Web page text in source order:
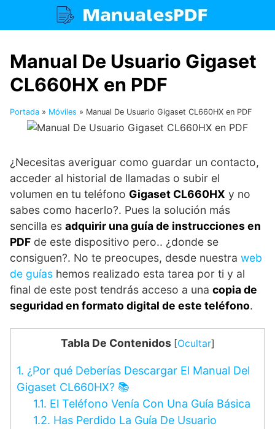
Manual De Usuario Gigaset
CL660HX en PDF
Portada » Móviles » Manual De Usuario Gigaset CL660HX en PDF
¿Necesitas averiguar como guardar un contacto,
acceder al historial de llamadas o subir el
volumen en tu teléfono Gigaset CL660HX y no
sabes como hacerlo?. Pues la solución más
sencilla es adquirir una guía de instrucciones en
PDF de este dispositivo pero.. ¿donde se
consiguen?. No te preocupes, desde nuestra web
de guías hemos realizado esta tarea por ti y al
final de este post tendrás acceso a una copia de
seguridad en formato digital de este teléfono.
Tabla De Contenidos [Ocultar]
1. ¿Por qué Deberías Descargar El Manual Del
Gigaset CL660HX? 📚
1.1. El Teléfono Venía Con Una Guía Básica
1.2. Has Perdido La Guía De Usuario